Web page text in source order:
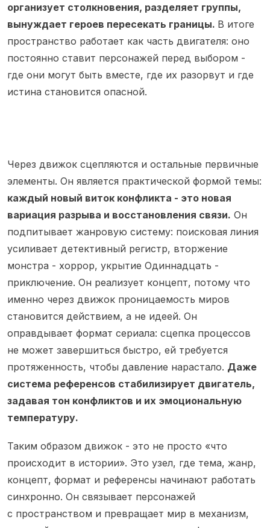
организует столкновения, разделяет группы,
вынуждает героев пересекать границы. В итоге
пространство работает как часть двигателя: оно
постоянно ставит персонажей перед выбором -
где они могут быть вместе, где их разорвут и где
истина становится опасной.
Через движок сцепляются и остальные первичные
элементы. Он является практической формой темы:
каждый новый виток конфликта - это новая
вариация разрыва и восстановления связи. Он
подпитывает жанровую систему: поисковая линия
усиливает детективный регистр, вторжение
монстра - хоррор, укрытие Одиннадцать -
приключение. Он реализует концепт, потому что
именно через движок проницаемость миров
становится действием, а не идеей. Он
оправдывает формат сериала: сцепка процессов
не может завершиться быстро, ей требуется
протяженность, чтобы давление нарастало. Даже
система референсов стабилизирует двигатель,
задавая тон конфликтов и их эмоциональную
температуру.
Таким образом движок - это не просто «что
происходит в истории». Это узел, где тема, жанр,
концепт, формат и референсы начинают работать
синхронно. Он связывает персонажей
с пространством и превращает мир в механизм,